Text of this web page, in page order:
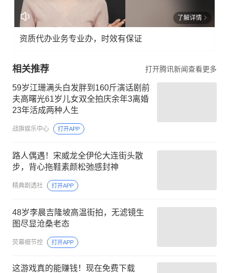
了解详情
资质代办业务专业办，时效有保证
相关推荐 打开腾讯新闻查看更多
59岁江珊满头白发胖到160斤演话剧前
夫高曙光61岁儿女双全拍庆余年3离婚
23年活成两种人生
战旗娱乐中心 打开APP
路人偶遇！宋威龙全伊伦大连街头散
步，背心拖鞋素颜松弛感封神
精典剧透社 打开APP
48岁李晨吉隆坡高温街拍，无滤镜生
图尽显沧桑老态
荧幕细节控 打开APP
这游戏真的能赚钱！现在免费下载